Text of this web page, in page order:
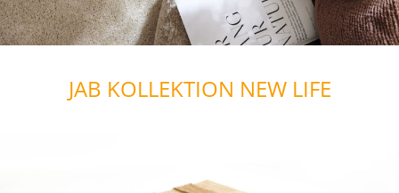
JAB KOLLEKTION NEW LIFE